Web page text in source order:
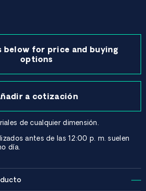
below for price and buying
options
a cotización
de cualquier dimensión.
antes de las 12:00 p. m. suelen
día.